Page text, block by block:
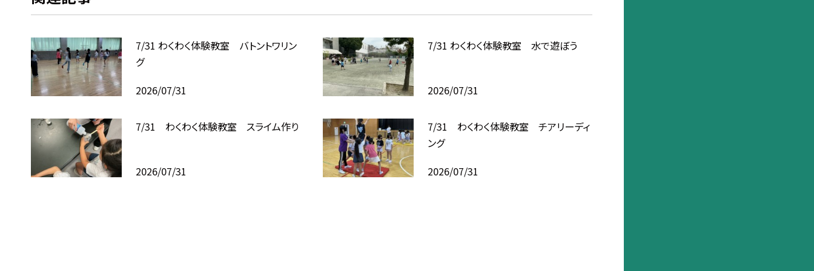
7/31 わくわく体験教室 バトントワリン
グ
2026/07/31
7/31 わくわく体験教室 水で遊ぼう
2026/07/31
7/31 わくわく体験教室 スライム作り
2026/07/31
7/31 わくわく体験教室 チアリーディ
ング
2026/07/31